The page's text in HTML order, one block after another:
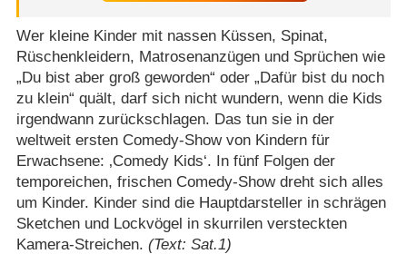
Wer kleine Kinder mit nassen Küssen, Spinat,
Rüschenkleidern, Matrosenanzügen und Sprüchen wie
„Du bist aber groß geworden“ oder „Dafür bist du noch
zu klein“ quält, darf sich nicht wundern, wenn die Kids
irgendwann zurückschlagen. Das tun sie in der
weltweit ersten Comedy-Show von Kindern für
Erwachsene: ‚Comedy Kids‘. In fünf Folgen der
temporeichen, frischen Comedy-Show dreht sich alles
um Kinder. Kinder sind die Hauptdarsteller in schrägen
Sketchen und Lockvögel in skurrilen versteckten
Kamera-Streichen. (Text: Sat.1)